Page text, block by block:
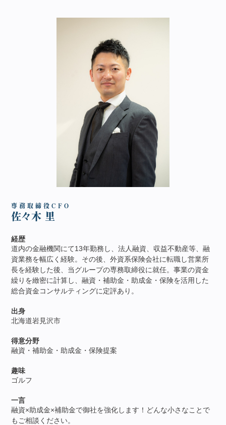
経歴
道内の金融機関にて13年勤務し、法人融資、収益不動産等、融
資業務を幅広く経験。その後、外資系保険会社に転職し営業所
長を経験した後、当グループの専務取締役に就任。事業の資金
繰りを緻密に計算し、融資・補助金・助成金・保険を活用した
総合資金コンサルティングに定評あり。
出身
北海道岩見沢市
得意分野
融資・補助金・助成金・保険提案
趣味
ゴルフ
一言
融資×助成金×補助金で御社を強化します！どんな小さなことで
もご相談ください。
専 務 取 締 役 C F O
佐々木 里